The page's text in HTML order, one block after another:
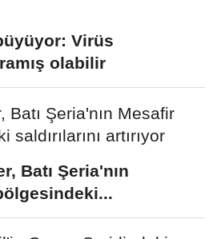
Virüs
olabilir
Batı Şeria'nın